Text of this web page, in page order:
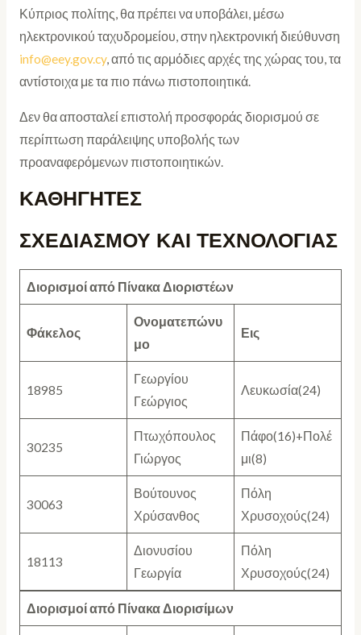
Κύπριος πολίτης, θα πρέπει να υποβάλει, μέσω
ηλεκτρονικού ταχυδρομείου, στην ηλεκτρονική διεύθυνση
info@eey.gov.cy, από τις αρμόδιες αρχές της χώρας του, τα
αντίστοιχα με τα πιο πάνω πιστοποιητικά.
Δεν θα αποσταλεί επιστολή προσφοράς διορισμού σε
περίπτωση παράλειψης υποβολής των
προαναφερόμενων πιστοποιητικών.
ΚΑΘΗΓΗΤΕΣ
ΣΧΕΔΙΑΣΜΟΥ ΚΑΙ ΤΕΧΝΟΛΟΓΙΑΣ
Διορισμοί από ΠίνακαΔιοριστέων
Φάκελος
Ονοματεπώνυ
μο
Εις
18985
Γεωργίου
Γεώργιος
Λευκωσία(24)
30235
Πτωχόπουλος
Γιώργος
Πάφο(16)+Πολέ
μι(8)
30063
Βούτουνος
Χρύσανθος
Πόλη
Χρυσοχούς(24)
18113
Διονυσίου
Γεωργία
Πόλη
Χρυσοχούς(24)
Διορισμοί από ΠίνακαΔιορισίμων